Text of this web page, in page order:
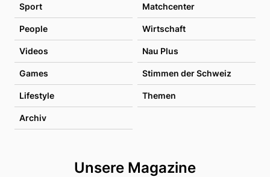
Sport Matchcenter
People Wirtschaft
Videos Nau Plus
Games Stimmen der Schweiz
Lifestyle Themen
Archiv
Unsere Magazine